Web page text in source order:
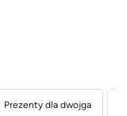
Prezenty dla dwojga